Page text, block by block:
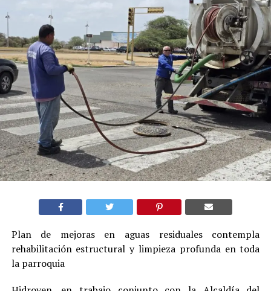
Plan de mejoras en aguas residuales contempla
rehabilitación estructural y limpieza profunda en toda
la parroquia